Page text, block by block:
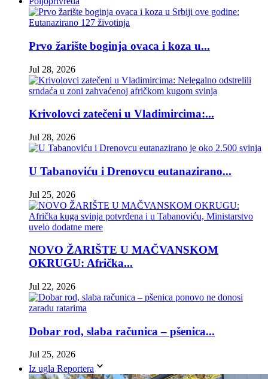
Prvo žarište boginja ovaca i koza u...
Jul 28, 2026
Krivolovci zatečeni u Vladimircima:...
Jul 28, 2026
U Tabanoviću i Drenovcu eutanazirano...
Jul 25, 2026
NOVO ŽARIŠTE U MAČVANSKOM
OKRUGU: Afrička...
Jul 22, 2026
Dobar rod, slaba računica – pšenica...
Jul 25, 2026
Iz ugla Reportera